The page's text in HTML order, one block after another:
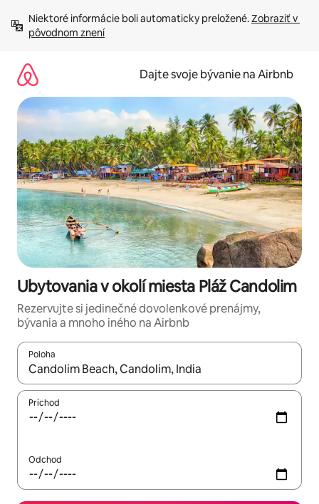
obsah.
Niektoré informácie boli automaticky preložené. Zobraziť v
pôvodnom znení
Dajte svoje bývanie na Airbnb
Ubytovania v okolí miesta Pláž Candolim
Rezervujte si jedinečné dovolenkové prenájmy,
bývania a mnoho iného na Airbnb
Poloha
Keď budú výsledky k dispozícii, môžete si ich prechádzať
Príchod
Odchod